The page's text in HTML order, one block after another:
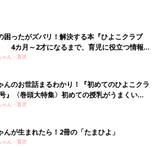
困ったがズバリ！解決する本『ひよこクラブ
4カ月～2才になるまで、育児に役立つ情報が
い！
ゃん・育児
んのお世話まるわかり！『初めてのひよこクラ
』〈巻頭大特集〉初めての授乳がうまくい
っぱい・ミルクの基本と夏のトラブル 解決テ
ゃん・育児
んが生まれたら！2冊の「たまひよ」
ゃん・育児